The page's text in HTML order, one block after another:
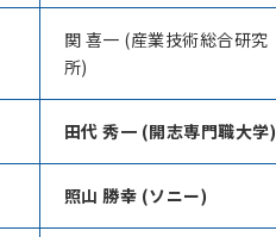
関 喜一 (産業技術総合研究
所)
田代 秀一 (開志専門職大学)
照山 勝幸 (ソニー)